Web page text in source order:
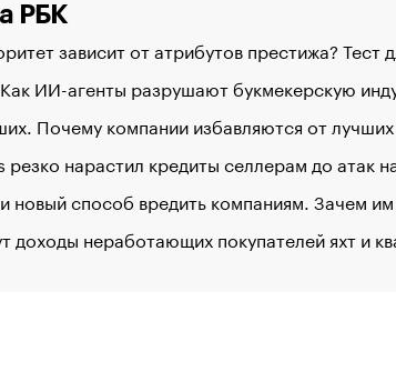
РБК
зависит от атрибутов престижа? Тест
ИИ-агенты разрушают букмекерскую
Почему компании избавляются от лучших
нарастил кредиты селлерам до атак
новый способ вредить компаниям. Зачем
доходы неработающих покупателей яхт и